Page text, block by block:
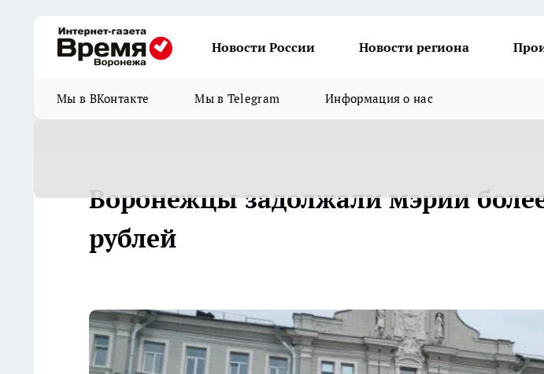
Новости России Новости региона
Мы в ВКонтакте Мы в Telegram Информация о нас
Воронежцы задолжали мэрии
рублей